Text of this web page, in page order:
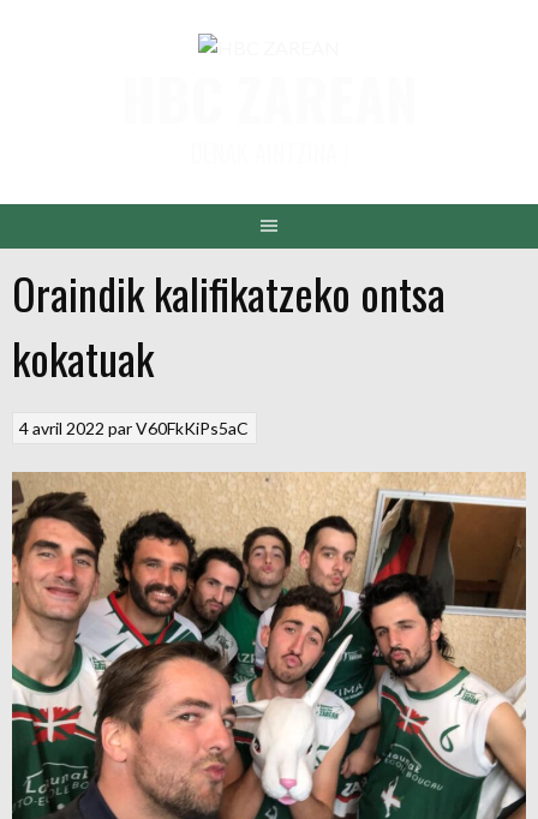
Oraindik kalifikatzeko ontsa
kokatuak
4 avril 2022 parV60FkKiPs5aC